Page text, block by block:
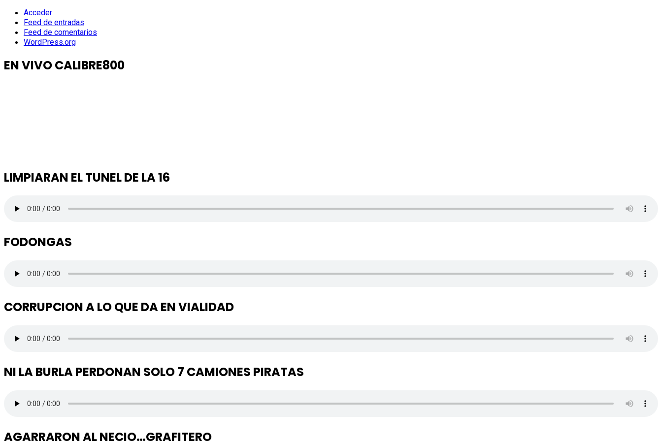
Acceder
Feed de entradas
Feed de comentarios
WordPress.org
EN VIVO CALIBRE800
LIMPIARAN EL TUNEL DE LA 16
FODONGAS
CORRUPCION A LO QUE DA EN VIALIDAD
NI LA BURLA PERDONAN SOLO 7 CAMIONES PIRATAS
AGARRARON AL NECIO…GRAFITERO